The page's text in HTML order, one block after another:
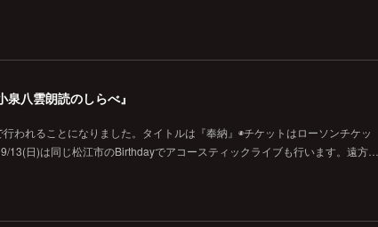
八雲朗読のしらべ』
われることになりました。タイトルは『奉納』◉チケットはローソンチケッ
13(日)は同じ松江市のBirthdayでアコースティックライブも行います。遠方…